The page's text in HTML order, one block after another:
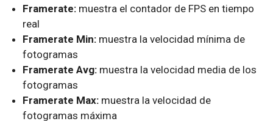
Framerate: muestra el contador de FPS en tiempo
real
Framerate Min: muestra la velocidad mínima de
fotogramas
Framerate Avg: muestra la velocidad media de los
fotogramas
Framerate Max: muestra la velocidad de
fotogramas máxima